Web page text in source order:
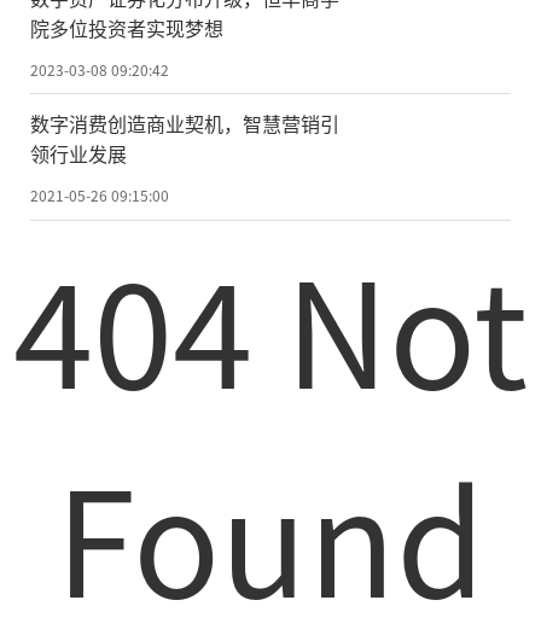
院多位投资者实现梦想
2023-03-08 09:20:42
数字消费创造商业契机，智慧营销引
领行业发展
2021-05-26 09:15:00
404 Not
Found